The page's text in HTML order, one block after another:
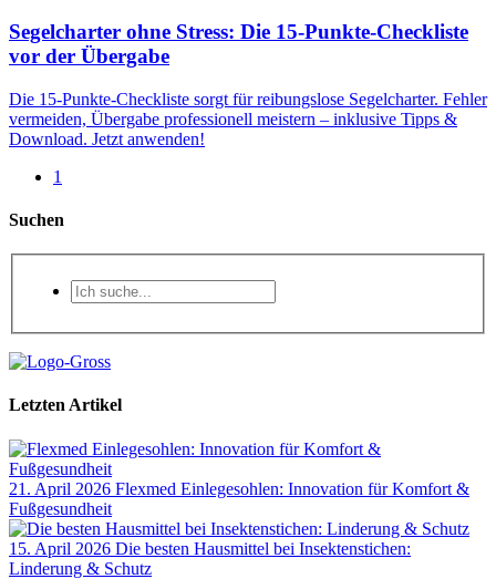
Segelcharter ohne Stress: Die 15-Punkte-Checkliste
vor der Übergabe
Die 15-Punkte-Checkliste sorgt für reibungslose Segelcharter. Fehler
vermeiden, Übergabe professionell meistern – inklusive Tipps &
Download. Jetzt anwenden!
1
Suchen
Letzten Artikel
21. April 2026 Flexmed Einlegesohlen: Innovation für Komfort &
Fußgesundheit
15. April 2026 Die besten Hausmittel bei Insektenstichen:
Linderung & Schutz